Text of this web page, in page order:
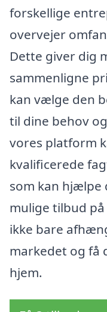
forskellige
overvejer
Dette giver dig
sammenligne
kan vælge den
til dine behov
vores platform
kvalificerede
som kan hjælpe
mulige tilbud
ikke bare
markedet og få
hjem.